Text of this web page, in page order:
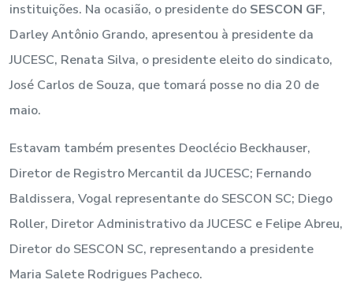
instituições. Na ocasião, o presidente do SESCON GF,
Darley Antônio Grando, apresentou à presidente da
JUCESC, Renata Silva, o presidente eleito do sindicato,
José Carlos de Souza, que tomará posse no dia 20 de
maio.
Estavam também presentes Deoclécio Beckhauser,
Diretor de Registro Mercantil da JUCESC; Fernando
Baldissera, Vogal representante do SESCON SC; Diego
Roller, Diretor Administrativo da JUCESC e Felipe Abreu,
Diretor do SESCON SC, representando a presidente
Maria Salete Rodrigues Pacheco.